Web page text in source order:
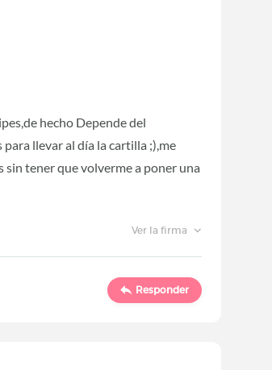
hecho Depende del
llevar al día la cartilla ;),me
tener que volverme a poner una
Ver la firma
Responder